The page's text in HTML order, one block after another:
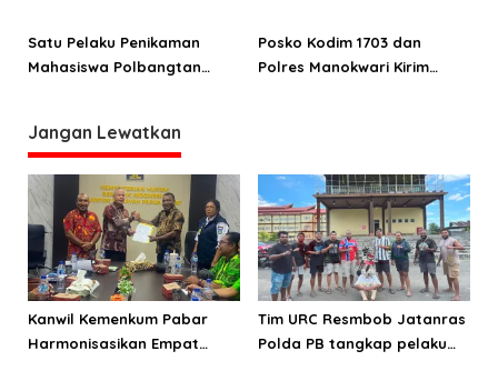
Satu Pelaku Penikaman
Mahasiswa Polbangtan
Posko Kodim 1703 dan
Polres Manokwari Kirim
Jangan Lewatkan
Kanwil Kemenkum Pabar
Harmonisasikan Empat
Tim URC Resmbob Jatanras
Polda PB tangkap pelaku